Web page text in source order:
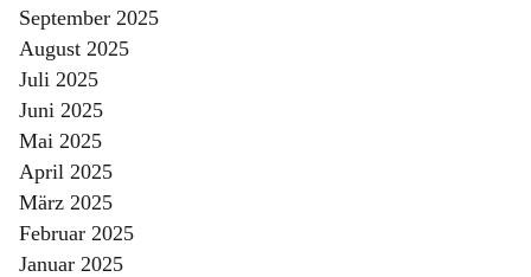
September 2025
August 2025
Juli 2025
Juni 2025
Mai 2025
April 2025
März 2025
Februar 2025
Januar 2025